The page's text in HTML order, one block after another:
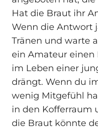
Hat die Braut ihr
Wenn die Antwort
Tränen und warte
ein Amateur einen
im Leben einer
drängt. Wenn du
wenig Mitgefühl
in den Kofferraum
die Braut könnte